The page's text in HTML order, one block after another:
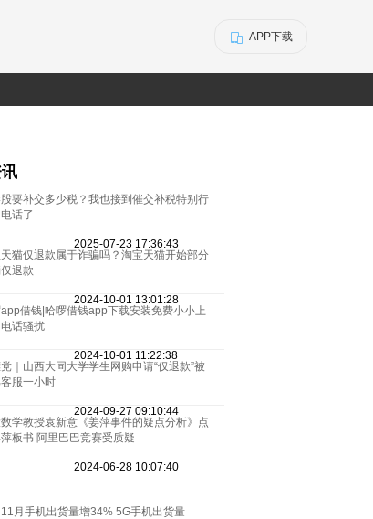
APP下载
要补交多少税？我也接到催交补税特别行
话了
2025-07-23 17:36:43
猫仅退款属于诈骗吗？淘宝天猫开始部分
退款
2024-10-01 13:01:28
借钱|哈啰借钱app下载安装免费小小上
话骚扰
2024-10-01 11:22:38
｜山西大同大学学生网购申请“仅退款”被
服一小时
2024-09-27 09:10:44
学教授袁新意《姜萍事件的疑点分析》点
板书 阿里巴巴竞赛受质疑
2024-06-28 10:07:40
月手机出货量增34% 5G手机出货量